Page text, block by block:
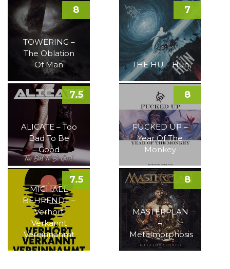
TOWERING –
The Oblation
Of Man
8
THE HU – Hun
7
ALICATE – Too
Bad To Be
Good
7.5
FUCKED UP –
Year Of The
Monkey
8
MICHAEL
BEHRENDT –
Verhört
Verkannt
Vereinnahmt
7.5
MASTERPLAN
–
Metalmorphosis
8